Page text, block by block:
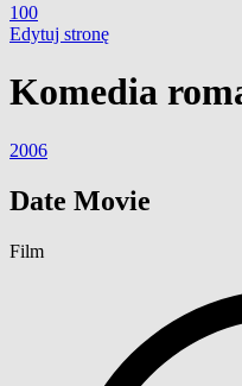
100
Edytuj stronę
Komedia
2006
Date Movie
Film